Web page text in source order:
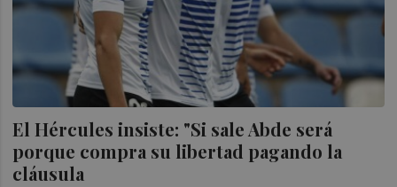
El Hércules insiste: "Si sale Abde será
porque compra su libertad pagando la
cláusula